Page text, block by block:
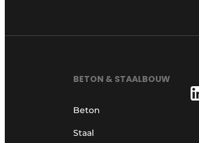
BETON & STAALBOUW
Beton
Staal